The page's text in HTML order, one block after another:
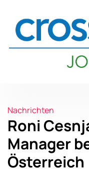
Nachrichten
Roni
Manager
Österreich